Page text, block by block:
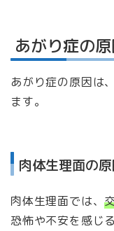
あがり症の
あがり症の原因は
ます。
肉体生理面の
肉体生理面では、
恐怖や不安を感じ